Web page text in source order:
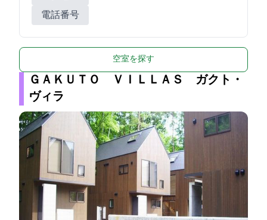
電話番号
空室を探す
ＧＡＫＵＴＯ ＶＩＬＬＡＳ ガクト・
ヴィラ